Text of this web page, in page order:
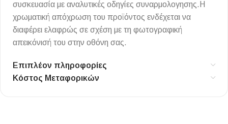
συσκευασία με αναλυτικές οδηγίες συναρμολογησης.Η
χρωματική απόχρωση του προϊόντος ενδέχεται να
διαφέρει ελαφρώς σε σχέση με τη φωτογραφική
απεικόνισή του στην οθόνη σας.
Επιπλέον πληροφορίες
Κόστος Μεταφορικών